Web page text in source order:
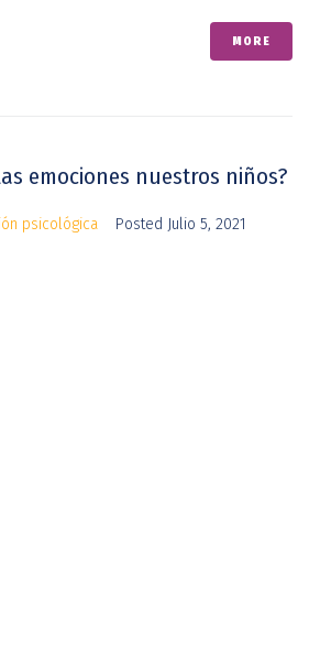
MORE
emociones nuestros niños?
psicológica Posted Julio 5, 2021